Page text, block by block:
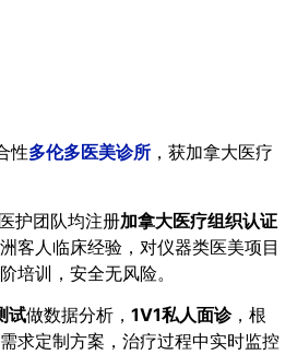
性多伦多医美诊所 ，获加拿大医疗
护团队均注册加拿大医疗组织认证
客人临床经验，对仪器类医美项目
培训，安全无风险。
试做数据分析， 1V1私人面诊，根
求定制方案，治疗过程中实时监控